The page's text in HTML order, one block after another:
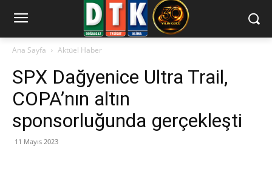
Ana Sayfa Aktüel Haber
SPX Dağyenice Ultra Trail,
COPA’nın altın
sponsorluğunda gerçekleşti
11 Mayıs 2023